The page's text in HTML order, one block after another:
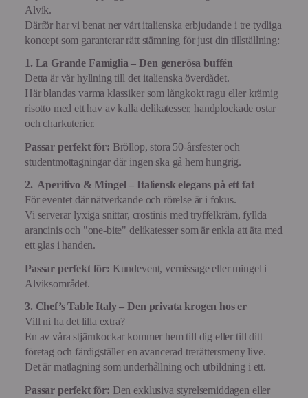
Alvik.
Därför har vi benat ner vårt italienska erbjudande i tre tydliga
koncept som garanterar rätt stämning för just din tillställning:
1. La Grande Famiglia – Den generösa buffén
Detta är vår hyllning till det italienska överdådet.
Här blandas varma klassiker som långkokt ragu eller krämig
risotto med ett hav av kalla delikatesser, handplockade ostar
och charkuterier.
Passar perfekt för: Bröllop, stora 50-årsfester och
studentmottagningar där ingen ska gå hem hungrig.
2. Aperitivo & Mingel – Italiensk elegans på ett fat
För eventet där nätverkande och rörelse är i fokus.
Vi serverar lyxiga snittar, crostinis med tryffelkräm, fyllda
arancinis och "one-bite" delikatesser som är enkla att äta med
ett glas i handen.
Passar perfekt för: Kundevent, vernissage eller mingel i
Alviksområdet.
3. Chef’s Table Italy – Den privata krogen hos er
Vill ni ha det lilla extra?
En av våra stjärnkockar kommer hem till dig eller till ditt
företag och färdigställer en avancerad trerättersmeny live.
Det är matlagning som underhållning och utbildning i ett.
Passar perfekt för: Den exklusiva styrelsemiddagen eller